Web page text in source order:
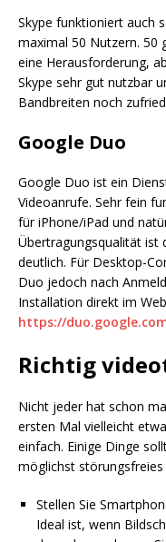
Skype funktioniert auch
maximal 50 Nutzern. 50
eine Herausforderung,
Skype sehr gut nutzbar
Bandbreiten noch
Google Duo
Google Duo ist ein
Videoanrufe. Sehr fein
für iPhone/iPad und
Übertragungsqualität ist
deutlich. Für Desktop-
Duo jedoch nach
Installation direkt im
https://
Richtig
Nicht jeder hat schon
ersten Mal vielleicht
einfach. Einige Dinge
möglichst
Stellen Sie
Ideal ist, wenn